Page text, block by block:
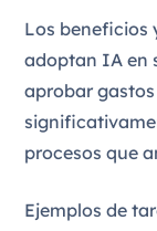
Los beneficios
adoptan IA en
aprobar
procesos que
Ejemplos de